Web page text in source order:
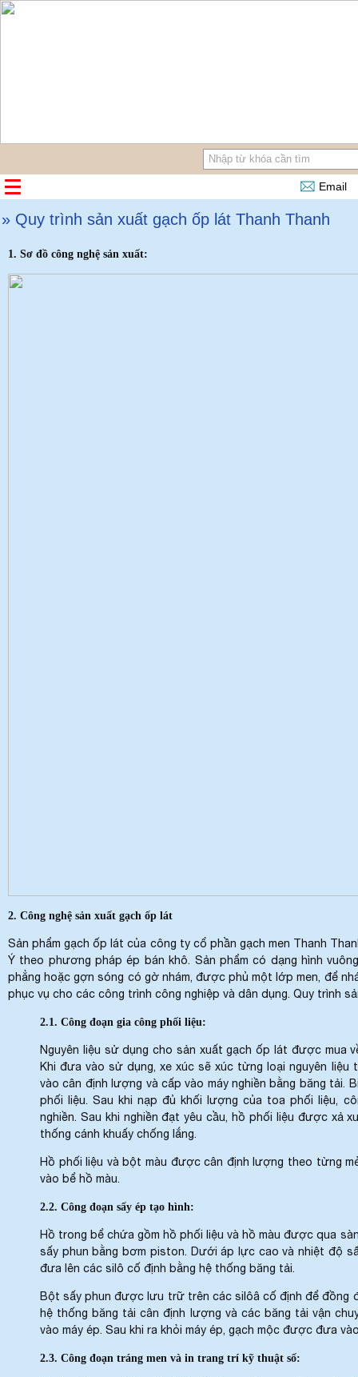
Email
» Quy trình sản xuất gạch ốp lát Thanh Thanh
1. Sơ đồ công nghệ sản xuất:
2. Công nghệ sản xuất gạch ốp lát
Sản phẩm gạch ốp lát của công ty cổ phần gạch men Thanh
Ý theo phương pháp ép bán khô. Sản phẩm có dạng hình
phẳng hoặc gợn sóng có gờ nhám, được phủ một lớp men, để
phục vụ cho các công trình công nghiệp và dân dụng. Quy trình
2.1. Công đoạn gia công phối liệu:
Nguyên liệu sử dụng cho sản xuất gạch ốp lát được
Khi đưa vào sử dụng, xe xúc sẽ xúc từng loại nguyên
vào cân định lượng và cấp vào máy nghiền bằng băng tải.
phối liệu. Sau khi nạp đủ khối lượng của toa phối liệu,
nghiền. Sau khi nghiền đạt yêu cầu, hồ phối liệu được xả
thống cánh khuấy chống lắng.
Hồ phối liệu và bột màu được cân định lượng theo từng
vào bể hồ màu.
2.2. Công đoạn sấy ép tạo hình:
Hồ trong bể chứa gồm hồ phối liệu và hồ màu được qua
sấy phun bằng bơm piston. Dưới áp lực cao và nhiệt độ
đưa lên các silô cố định bằng hệ thống băng tải.
Bột sấy phun được lưu trữ trên các silôâ cố định để đồng
hệ thống băng tải cân định lượng và các băng tải vận
vào máy ép. Sau khi ra khỏi máy ép, gạch mộc được đưa
2.3. Công đoạn tráng men và in trang trí kỹ thuật số: